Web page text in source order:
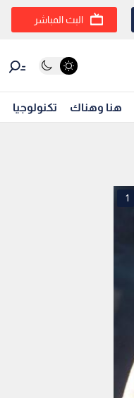
البث المباشر
هنا وهناك تكنولوجيا
1